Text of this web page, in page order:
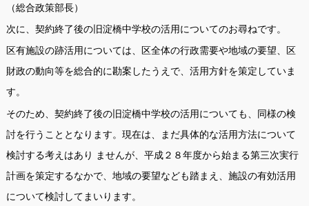
（総合政策部長）
次に、契約終了後の旧淀橋中学校の活用についてのお尋ねです。
区有施設の跡活用については、区全体の行政需要や地域の要望、区
財政の動向等を総合的に勘案したうえで、活用方針を策定していま
す。
そのため、契約終了後の旧淀橋中学校の活用についても、同様の検
討を行うこととなります。現在は、まだ具体的な活用方法について
検討する考えはあり ませんが、平成２８年度から始まる第三次実行
計画を策定するなかで、地域の要望なども踏まえ、施設の有効活用
について検討してまいります。